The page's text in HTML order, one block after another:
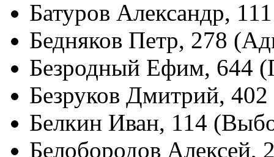
Батуров Александр,
Бедняков Петр, 278
Безродный Ефим, 644
Безруков Дмитрий,
Белкин Иван, 114
Белобородов Алексей,